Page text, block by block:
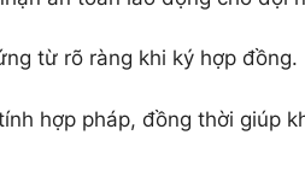
từ rõ ràng khi ký hợp đồng.
hợp pháp, đồng thời giúp